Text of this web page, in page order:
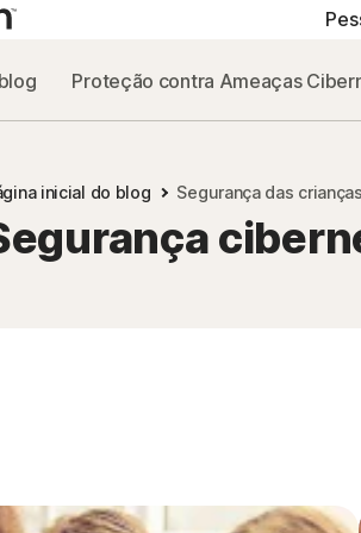
PLANOS COMPLETOS
Norton 360 Premium
Proteção contra Ameaças
inicial do blog Segurança das crianças